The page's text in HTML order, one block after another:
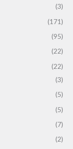
(3)
(171)
(95)
(22)
(22)
(3)
(5)
(5)
(7)
(2)